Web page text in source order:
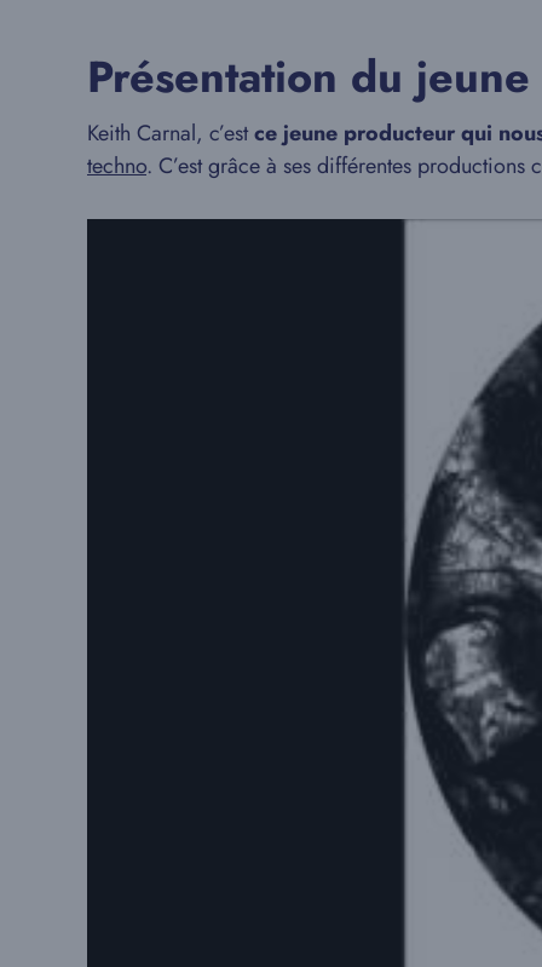
Présentation du
Keith Carnal, c’estce jeune producteur qui
techno. C’est grâce à ses différentes productions